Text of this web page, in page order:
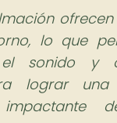
lo que
el sonido y
lograr una
impactante